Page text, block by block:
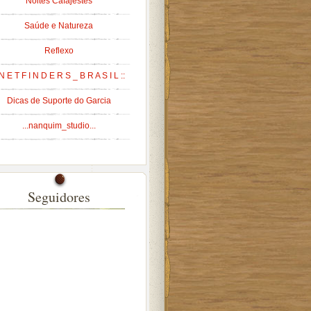
Saúde e Natureza
Reflexo
E T F I N D E R S _ B R A S I L ::
Dicas de Suporte do Garcia
...nanquim_studio...
Seguidores